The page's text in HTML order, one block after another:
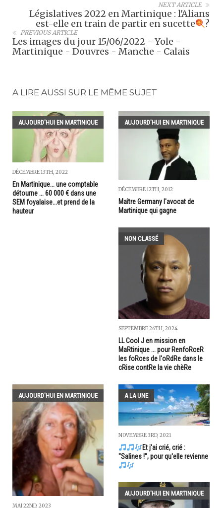
NEXT ARTICLE
Législatives 2022 en Martinique : l'Alians
est-elle en train de partir en sucette
?
PREVIOUS ARTICLE
Les images du jour 15/06/2022 - Yole -
Martinique - Douvres - Manche - Calais
A LIRE AUSSI SUR LE MÊME SUJET
AUJOURD'HUI EN MARTINIQUE
DÉCEMBRE 13TH, 2022
En Martinique... une comptable
détourne ... 60 000 € dans une
SEM foyalaise...et prend de la
hauteur
AUJOURD'HUI EN MARTINIQUE
DÉCEMBRE 12TH, 2012
Maître Germany l'avocat de
Martinique qui gagne
NON CLASSÉ
SEPTEMBRE 26TH, 2024
LL Cool J en mission en
MaRtinique ... pour RenfoRceR
les foRces de l'oRdRe dans le
cRise contRe la vie chèRe
AUJOURD'HUI EN MARTINIQUE
MAI 22ND, 2023
A LA UNE
NOVEMBRE 3RD, 2021
Et j'ai crié, crié :
"Salines !", pour qu'elle revienne
AUJOURD'HUI EN MARTINIQUE